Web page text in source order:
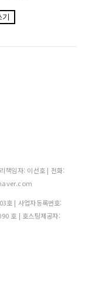
기
책임자: 이선호 | 전화:
호 | 사업자등록번호:
호 | 호스팅제공자: